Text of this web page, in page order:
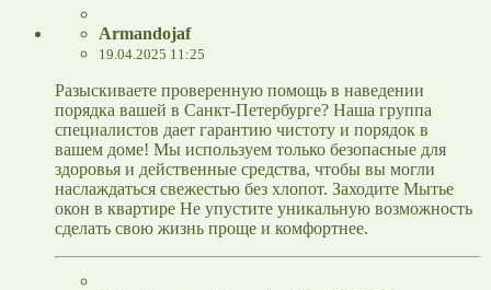
Armandojaf
19.04.2025 11:25
Разыскиваете проверенную помощь в наведении
порядка вашей в Санкт-Петербурге? Наша группа
специалистов дает гарантию чистоту и порядок в
вашем доме! Мы используем только безопасные для
здоровья и действенные средства, чтобы вы могли
наслаждаться свежестью без хлопот. Заходите Мытье
окон в квартире Не упустите уникальную возможность
сделать свою жизнь проще и комфортнее.